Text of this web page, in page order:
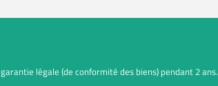
légale (de conformité des biens) pendant 2 ans.